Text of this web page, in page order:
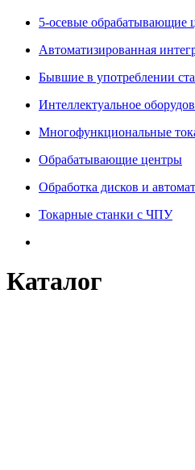
5-осевые обрабатывающие
Автоматизированная
Бывшие в употреблении
Интеллектуальное
Многофункциональные
Обрабатывающие центры
Обработка дисков и
Токарные станки с ЧПУ
Каталог